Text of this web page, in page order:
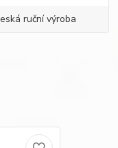
ruční výroba